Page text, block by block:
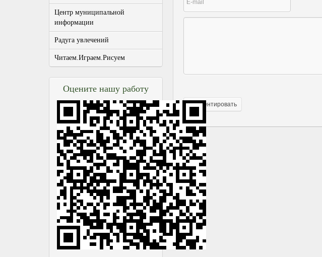
Центр муниципальной
информации
Радуга увлечений
Читаем.Играем.Рисуем
Оцените нашу работу